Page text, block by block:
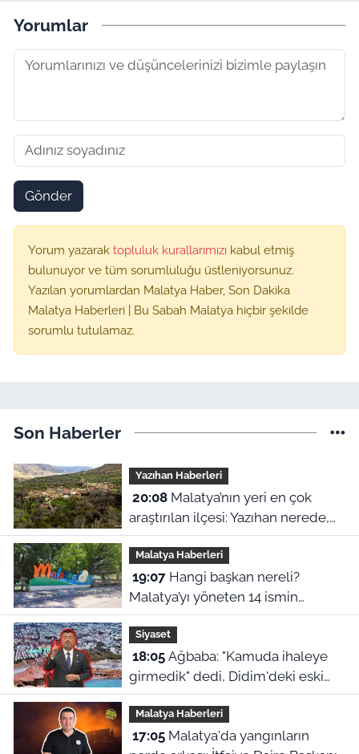
Yorumlar
Gönder
Yorum yazarak topluluk kurallarımızı kabul etmiş
bulunuyor ve tüm sorumluluğu üstleniyorsunuz.
Yazılan yorumlardan Malatya Haber, Son Dakika
Malatya Haberleri | Bu Sabah Malatya hiçbir şekilde
sorumlu tutulamaz.
Son Haberler
Yazıhan Haberleri
20:08Malatya’nın yeri en çok
araştırılan ilçesi: Yazıhan nerede,
Malatya’nın neresinde kalıyor?
Malatya Haberleri
19:07Hangi başkan nereli?
Malatya’yı yöneten 14 ismin
şaşırtan memleket haritası
Siyaset
18:05Ağbaba: "Kamuda ihaleye
girmedik" dedi, Didim'deki eski
ihale iddiaları yeniden gündeme
geldi
Malatya Haberleri
17:05Malatya'da yangınların